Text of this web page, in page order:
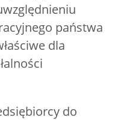
państwa
dla
do